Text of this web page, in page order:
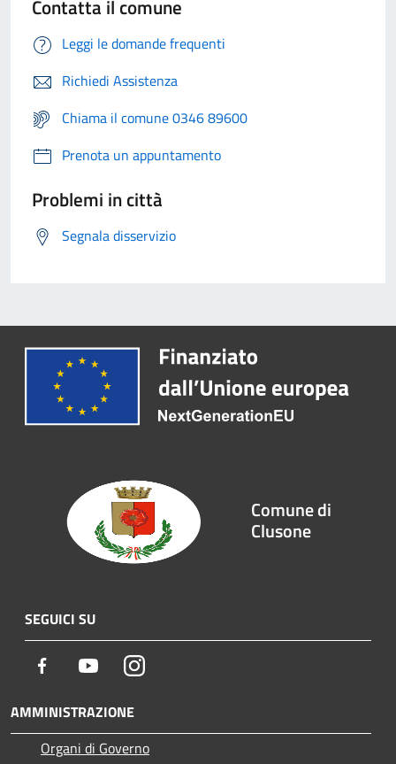
Contatta il comune
Leggi le domande frequenti
Richiedi Assistenza
Chiama il comune 0346 89600
Prenota un appuntamento
Problemi in città
Segnala disservizio
Comune di
Clusone
SEGUICI SU
Facebook YoutubeInstagram
AMMINISTRAZIONE
Organi di Governo